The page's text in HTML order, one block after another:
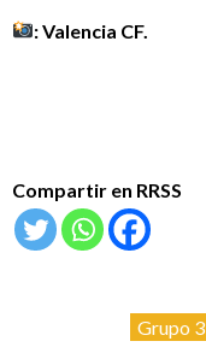
: Valencia CF.
Compartir en RRSS
Grupo 3